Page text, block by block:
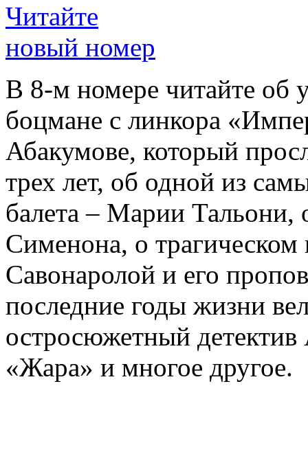
Читайте
новый номер
В 8-м номере читайте об
боцмане с линкора
Абакумове, который
трех лет, об одной из
балета – Марии
Сименона, о трагическом
Савонаролой и его
последние годы жизни
остросюжетный детектив
«Жара» и многое другое.